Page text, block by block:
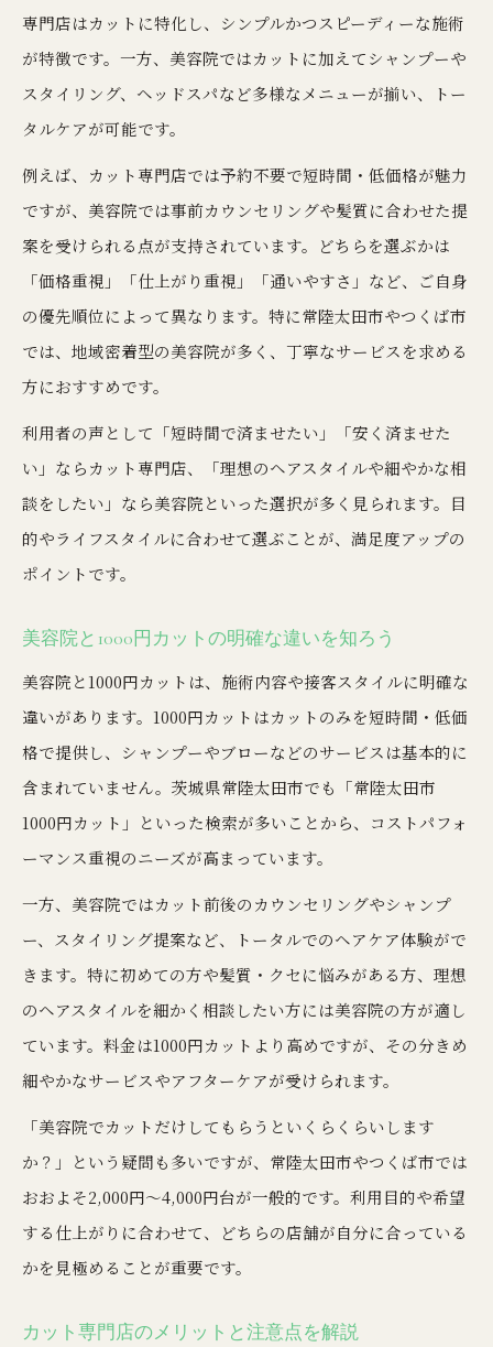
専門店はカットに特化し、シンプルかつスピーディーな施術
が特徴です。一方、美容院ではカットに加えてシャンプーや
スタイリング、ヘッドスパなど多様なメニューが揃い、トー
タルケアが可能です。
例えば、カット専門店では予約不要で短時間・低価格が魅力
ですが、美容院では事前カウンセリングや髪質に合わせた提
案を受けられる点が支持されています。どちらを選ぶかは
「価格重視」「仕上がり重視」「通いやすさ」など、ご自身
の優先順位によって異なります。特に常陸太田市やつくば市
では、地域密着型の美容院が多く、丁寧なサービスを求める
方におすすめです。
利用者の声として「短時間で済ませたい」「安く済ませた
い」ならカット専門店、「理想のヘアスタイルや細やかな相
談をしたい」なら美容院といった選択が多く見られます。目
的やライフスタイルに合わせて選ぶことが、満足度アップの
ポイントです。
美容院と1000円カットの明確な違いを知ろう
美容院と1000円カットは、施術内容や接客スタイルに明確な
違いがあります。1000円カットはカットのみを短時間・低価
格で提供し、シャンプーやブローなどのサービスは基本的に
含まれていません。茨城県常陸太田市でも「常陸太田市
1000円カット」といった検索が多いことから、コストパフォ
ーマンス重視のニーズが高まっています。
一方、美容院ではカット前後のカウンセリングやシャンプ
ー、スタイリング提案など、トータルでのヘアケア体験がで
きます。特に初めての方や髪質・クセに悩みがある方、理想
のヘアスタイルを細かく相談したい方には美容院の方が適し
ています。料金は1000円カットより高めですが、その分きめ
細やかなサービスやアフターケアが受けられます。
「美容院でカットだけしてもらうといくらくらいします
か？」という疑問も多いですが、常陸太田市やつくば市では
おおよそ2,000円～4,000円台が一般的です。利用目的や希望
する仕上がりに合わせて、どちらの店舗が自分に合っている
かを見極めることが重要です。
カット専門店のメリットと注意点を解説